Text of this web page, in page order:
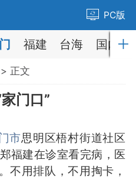
PC版
福建 台海 国内
> 正文
门口”
市思明区梧村街道社区
福建在诊室看完病，医
不用排队，不用掏卡，